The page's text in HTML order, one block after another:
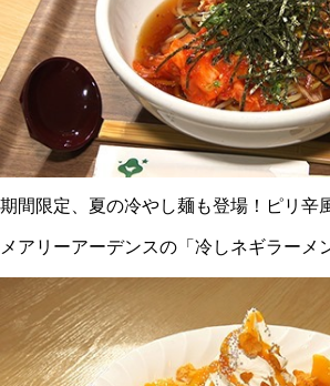
期間限定、夏の冷やし麺も登場！ピリ辛
メアリーアーデンスの「冷しネギラーメ